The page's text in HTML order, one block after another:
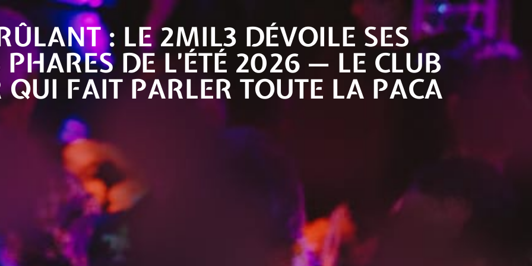
Plan d'accès
Le club Horaires & Tarifs Galerie Nos évènements Nos partenaires Visite virtuelle
: LE 2MIL3 DÉVOILE SES
DE L’ÉTÉ 2026 — LE CLUB
FAIT PARLER TOUTE LA PACA